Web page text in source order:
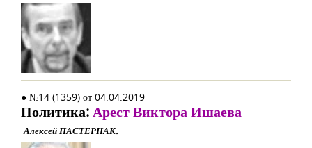
● №14 (1359) от 04.04.2019
Политика:Арест Виктора Ишаева
Алексей ПАСТЕРНАК.